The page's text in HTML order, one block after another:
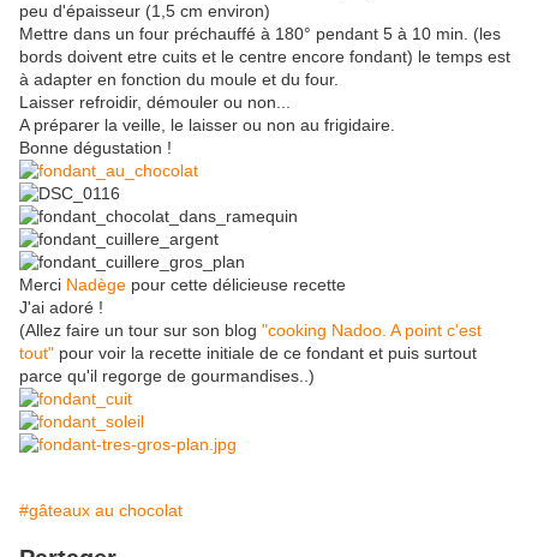
peu d'épaisseur (1,5 cm environ)
Mettre dans un four préchauffé à 180° pendant 5 à 10 min. (les
bords doivent etre cuits et le centre encore fondant) le temps est
à adapter en fonction du moule et du four.
Laisser refroidir, démouler ou non...
A préparer la veille, le laisser ou non au frigidaire.
Bonne dégustation !
Merci Nadège pour cette délicieuse recette
J'ai adoré !
(Allez faire un tour sur son blog "cooking Nadoo. A point c'est
tout" pour voir la recette initiale de ce fondant et puis surtout
parce qu'il regorge de gourmandises..)
#gâteaux au chocolat